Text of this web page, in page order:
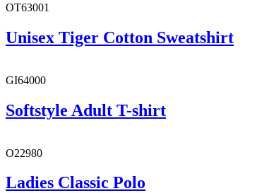
OT63001
Unisex Tiger Cotton Sweatshirt
GI64000
Softstyle Adult T-shirt
O22980
Ladies Classic Polo